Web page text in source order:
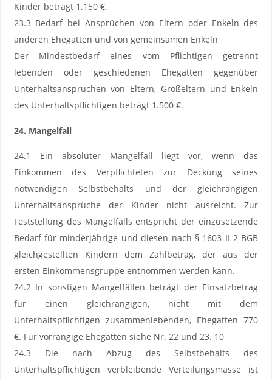
Kinder beträgt 1.150 €.
23.3 Bedarf bei Ansprüchen von Eltern oder Enkeln des
anderen Ehegatten und von gemeinsamen Enkeln
Der Mindestbedarf eines vom Pflichtigen getrennt
lebenden oder geschiedenen Ehegatten gegenüber
Unterhaltsansprüchen von Eltern, Großeltern und Enkeln
des Unterhaltspflichtigen beträgt 1.500 €.
24. Mangelfall
24.1 Ein absoluter Mangelfall liegt vor, wenn das
Einkommen des Verpflichteten zur Deckung seines
notwendigen Selbstbehalts und der gleichrangigen
Unterhaltsansprüche der Kinder nicht ausreicht. Zur
Feststellung des Mangelfalls entspricht der einzusetzende
Bedarf für minderjährige und diesen nach § 1603 II 2 BGB
gleichgestellten Kindern dem Zahlbetrag, der aus der
ersten Einkommensgruppe entnommen werden kann.
24.2 In sonstigen Mangelfällen beträgt der Einsatzbetrag
für einen gleichrangigen, nicht mit dem
Unterhaltspflichtigen zusammenlebenden, Ehegatten 770
€. Für vorrangige Ehegatten siehe Nr. 22 und 23. 10
24.3 Die nach Abzug des Selbstbehalts des
Unterhaltspflichtigen verbleibende Verteilungsmasse ist